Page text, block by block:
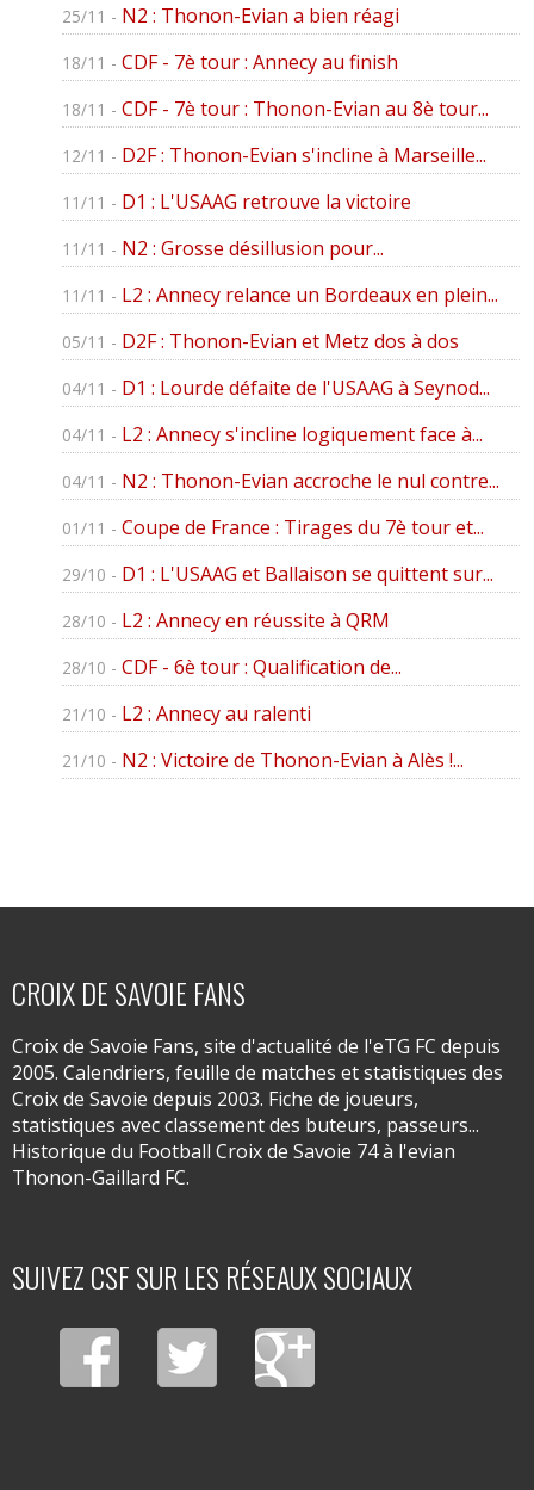
25/11 - N2 : Thonon-Evian a bien réagi
18/11 - CDF - 7è tour : Annecy au finish
18/11 - CDF - 7è tour : Thonon-Evian au 8è tour...
12/11 - D2F : Thonon-Evian s'incline à Marseille...
11/11 - D1 : L'USAAG retrouve la victoire
11/11 - N2 : Grosse désillusion pour...
11/11 - L2 : Annecy relance un Bordeaux en plein...
05/11 - D2F : Thonon-Evian et Metz dos à dos
04/11 - D1 : Lourde défaite de l'USAAG à Seynod...
04/11 - L2 : Annecy s'incline logiquement face à...
04/11 - N2 : Thonon-Evian accroche le nul contre...
01/11 - Coupe de France : Tirages du 7è tour et...
29/10 - D1 : L'USAAG et Ballaison se quittent sur...
28/10 - L2 : Annecy en réussite à QRM
28/10 - CDF - 6è tour : Qualification de...
21/10 - L2 : Annecy au ralenti
21/10 - N2 : Victoire de Thonon-Evian à Alès !...
CROIX DE SAVOIE FANS
Croix de Savoie Fans, site d'actualité de l'eTG FC depuis
2005. Calendriers, feuille de matches et statistiques des
Croix de Savoie depuis 2003. Fiche de joueurs,
statistiques avec classement des buteurs, passeurs...
Historique du Football Croix de Savoie 74 à l'evian
Thonon-Gaillard FC.
SUIVEZ CSF SUR LES RÉSEAUX SOCIAUX